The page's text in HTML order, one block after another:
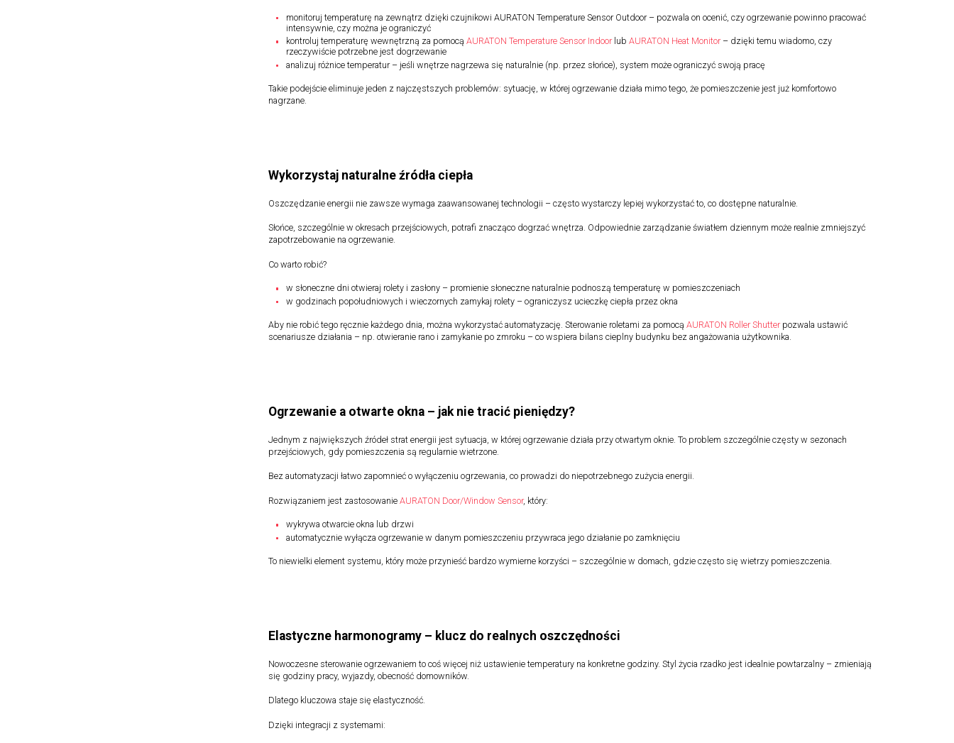
monitoruj temperaturę na zewnątrz dzięki czujnikowi AURATON Temperature Sensor Outdoor – pozwala on ocenić, czy ogrzewanie powinno pracować
intensywnie, czy można je ograniczyć
kontroluj temperaturę wewnętrzną za pomocą AURATON Temperature Sensor Indoorlub AURATON Heat Monitor– dzięki temu wiadomo, czy
rzeczywiście potrzebne jest dogrzewanie
analizuj różnice temperatur – jeśli wnętrze nagrzewa się naturalnie (np. przez słońce), system może ograniczyć swoją pracę
Takie podejście eliminuje jeden z najczęstszych problemów: sytuację, w której ogrzewanie działa mimo tego, że pomieszczenie jest już komfortowo
nagrzane.
Wykorzystaj naturalne źródła ciepła
Oszczędzanie energii nie zawsze wymaga zaawansowanej technologii – często wystarczy lepiej wykorzystać to, co dostępne naturalnie.
Słońce, szczególnie w okresach przejściowych, potrafi znacząco dogrzać wnętrza. Odpowiednie zarządzanie światłem dziennym może realnie zmniejszyć
zapotrzebowanie na ogrzewanie.
Co warto robić?
w słoneczne dni otwieraj rolety i zasłony – promienie słoneczne naturalnie podnoszą temperaturę w pomieszczeniach
w godzinach popołudniowych i wieczornych zamykaj rolety – ograniczysz ucieczkę ciepła przez okna
Aby nie robić tego ręcznie każdego dnia, można wykorzystać automatyzację. Sterowanie roletami za pomocą AURATON Roller Shutterpozwala ustawić
scenariusze działania – np. otwieranie rano i zamykanie po zmroku – co wspiera bilans cieplny budynku bez angażowania użytkownika.
Ogrzewanie a otwarte okna – jak nie tracić pieniędzy?
Jednym z największych źródeł strat energii jest sytuacja, w której ogrzewanie działa przy otwartym oknie. To problem szczególnie częsty w sezonach
przejściowych, gdy pomieszczenia są regularnie wietrzone.
Bez automatyzacji łatwo zapomnieć o wyłączeniu ogrzewania, co prowadzi do niepotrzebnego zużycia energii.
Rozwiązaniem jest zastosowanie AURATON Door/Window Sensor, który:
wykrywa otwarcie okna lub drzwi
automatycznie wyłącza ogrzewanie w danym pomieszczeniu przywraca jego działanie po zamknięciu
To niewielki element systemu, który może przynieść bardzo wymierne korzyści – szczególnie w domach, gdzie często się wietrzy pomieszczenia.
Elastyczne harmonogramy – klucz do realnych oszczędności
Nowoczesne sterowanie ogrzewaniem to coś więcej niż ustawienie temperatury na konkretne godziny. Styl życia rzadko jest idealnie powtarzalny – zmieniają
się godziny pracy, wyjazdy, obecność domowników.
Dlatego kluczowa staje się elastyczność.
Dzięki integracji z systemami: